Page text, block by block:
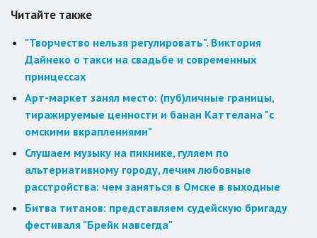
Читайте также
"Творчество нельзя регулировать". Виктория
Дайнеко о такси на свадьбе и современных
принцессах
Арт-маркет занял место: (пуб)личные границы,
тиражируемые ценности и банан Каттелана "с
омскими вкраплениями"
Слушаем музыку на пикнике, гуляем по
альтернативному городу, лечим любовные
расстройства: чем заняться в Омске в выходные
Битва титанов: представляем судейскую бригаду
фестиваля "Брейк навсегда"